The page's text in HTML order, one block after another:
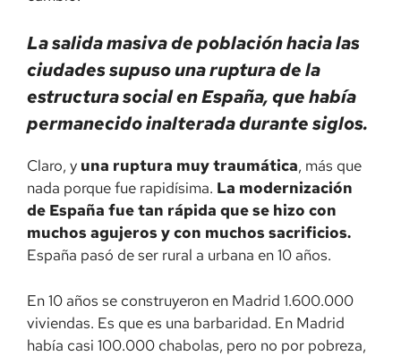
La salida masiva de población hacia las
ciudades supuso una ruptura de la
estructura social en España, que había
permanecido inalterada durante siglos.
Claro, y una ruptura muy traumática, más que
nada porque fue rapidísima. La modernización
de España fue tan rápida que se hizo con
muchos agujeros y con muchos sacrificios.
España pasó de ser rural a urbana en 10 años.
En 10 años se construyeron en Madrid 1.600.000
viviendas. Es que es una barbaridad. En Madrid
había casi 100.000 chabolas, pero no por pobreza,